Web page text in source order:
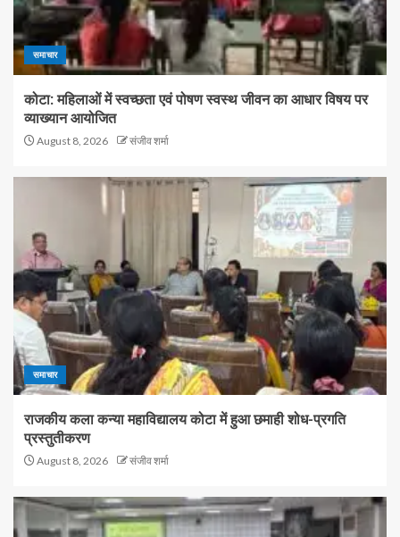
समाचार
कोटा: महिलाओं में स्वच्छता एवं पोषण स्वस्थ जीवन का आधार विषय पर
व्याख्यान आयोजित
August 8, 2026 संजीव शर्मा
समाचार
राजकीय कला कन्या महाविद्यालय कोटा में हुआ छमाही शोध-प्रगति
प्रस्तुतीकरण
August 8, 2026 संजीव शर्मा